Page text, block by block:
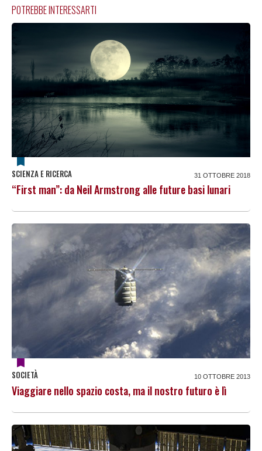
POTREBBE INTERESSARTI
SCIENZA E RICERCA 31 OTTOBRE 2018
“First man”: da Neil Armstrong alle future basi lunari
SOCIETÀ 10 OTTOBRE 2013
Viaggiare nello spazio costa, ma il nostro futuro è lì